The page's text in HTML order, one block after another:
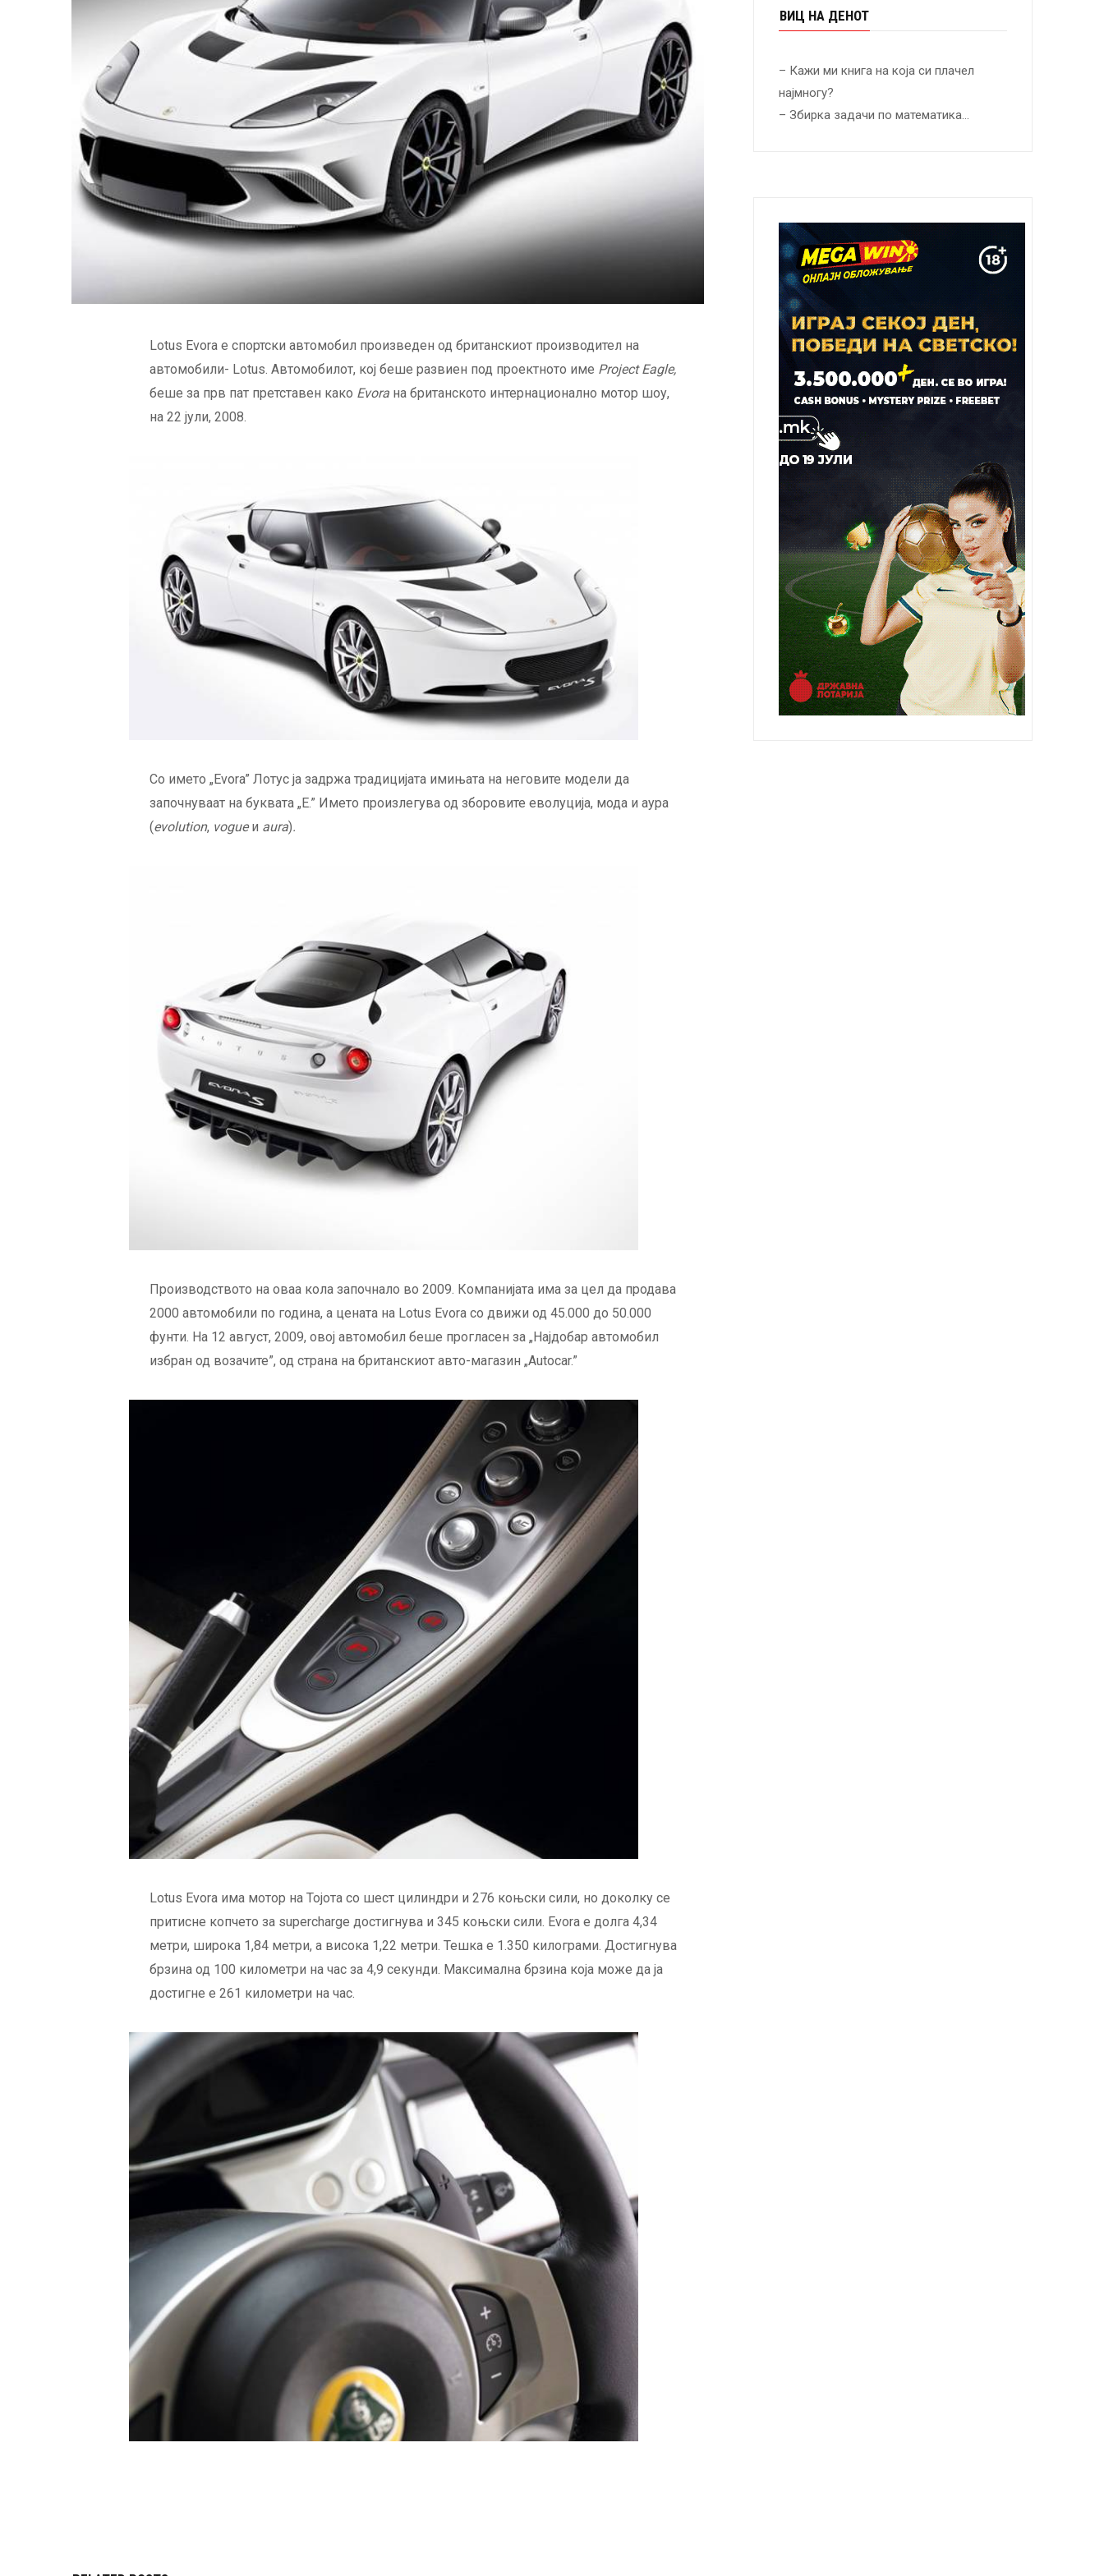
Lotus Evora е спортски автомобил произведен од британскиот производител на
автомобили- Lotus. Автомобилот, кој беше развиен под проектното име Project Eagle,
беше за прв пат претставен како Evora на британското интернационално мотор шоу,
на 22 јули, 2008.
Со името „Evora” Лотус ја задржа традицијата имињата на неговите модели да
започнуваат на буквата „Е.” Името произлегува од зборовите еволуција, мода и аура
(evolution, vogueи aura).
Производството на оваа кола започнало во 2009. Компанијата има за цел да продава
2000 автомобили по година, а цената на Lotus Evora со движи од 45.000 до 50.000
фунти. На 12 август, 2009, овој автомобил беше прогласен за „Најдобар автомобил
избран од возачите”, од страна на британскиот авто-магазин „Autocar.”
Lotus Evora има мотор на Тојота со шест цилиндри и 276 коњски сили, но доколку се
притисне копчето за supercharge достигнува и 345 коњски сили. Evora е долга 4,34
метри, широка 1,84 метри, а висока 1,22 метри. Тешка е 1.350 килограми. Достигнува
брзина од 100 километри на час за 4,9 секунди. Максимална брзина која може да ја
достигне е 261 километри на час.
ВИЦ НА ДЕНОТ
– Кажи ми книга на која си плачел
најмногу?
– Збирка задачи по математика…